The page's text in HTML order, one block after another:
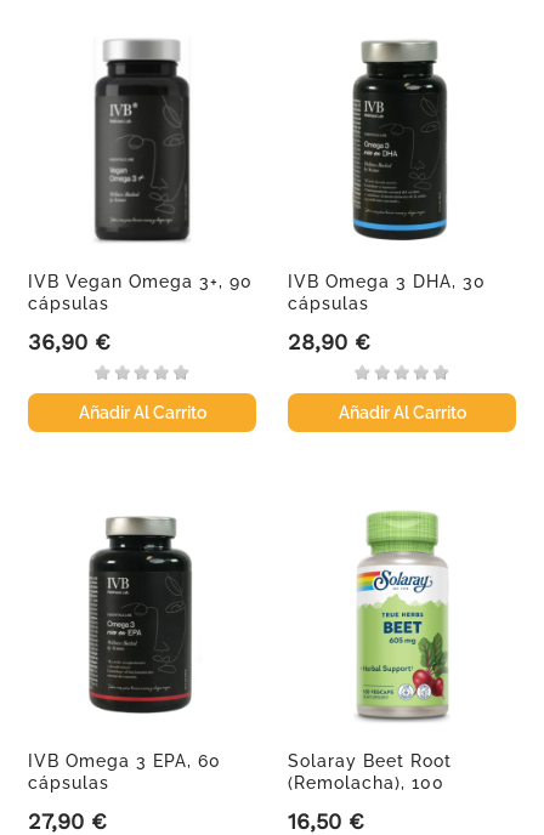
IVB Vegan Omega 3+, 90
cápsulas
Precio
36,90 €
Añadir Al Carrito
IVB Omega 3 DHA, 30
cápsulas
Precio
28,90 €
Añadir Al Carrito
IVB Omega 3 EPA, 60
cápsulas
Precio
27,90 €
Solaray Beet Root
(Remolacha), 100
Precio
16,50 €